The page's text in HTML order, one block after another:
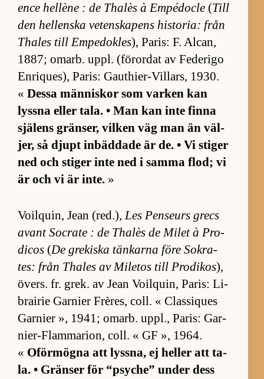
ence hellène : de Thalès à Em­pé­docle (Till
den hel­lenska ve­ten­ska­pens his­to­ria: från
Tha­les till Em­pe­do­k­les), Pa­ris: F. Al­can,
1887; omarb. uppl. (för­or­dat av Fe­de­rigo
En­ri­ques), Pa­ris: Gaut­hi­er-Vil­lars, 1930.
« Dessa män­ni­skor som var­ken kan
lyssna el­ler ta­la. • Man kan inte finna
sjä­lens grän­ser, vil­ken väg man än väl­
jer, så djupt in­bäd­dade är de. • Vi sti­ger
ned och sti­ger inte ned i samma flod; vi
är och vi är in­te. »
Voil­quin, Jean (red.),Les Penseurs grecs
avant So­crate : de Thalès de Mi­let à Pro­
di­cos (De gre­kiska tän­karna före So­kra­
tes: från Tha­les av Mi­le­tos till Pro­di­kos),
övers. fr. grek. av Jean Voil­quin, Pa­ris: Li­
brai­rie Gar­nier Frè­res, coll. « Clas­si­ques
Gar­nier », 1941; omarb. uppl., Pa­ris: Gar­
ni­er-Flam­ma­ri­on, coll. « GF », 1964.
« Oför­mögna att lyss­na, ej hel­ler att ta­
la. • Grän­ser för “p­syche” un­der dess